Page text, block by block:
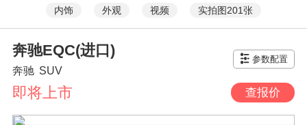
内饰 外观 视频 实拍图201张
奔驰EQC(进口)
奔驰 SUV
参数配置
即将上市 查报价